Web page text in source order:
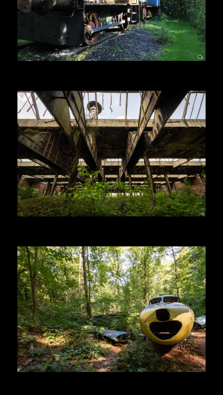
Herr Kolonel
Voir la suite
Herr Kolonel
Voir la suite
Herr Kolonel
Voir la suite